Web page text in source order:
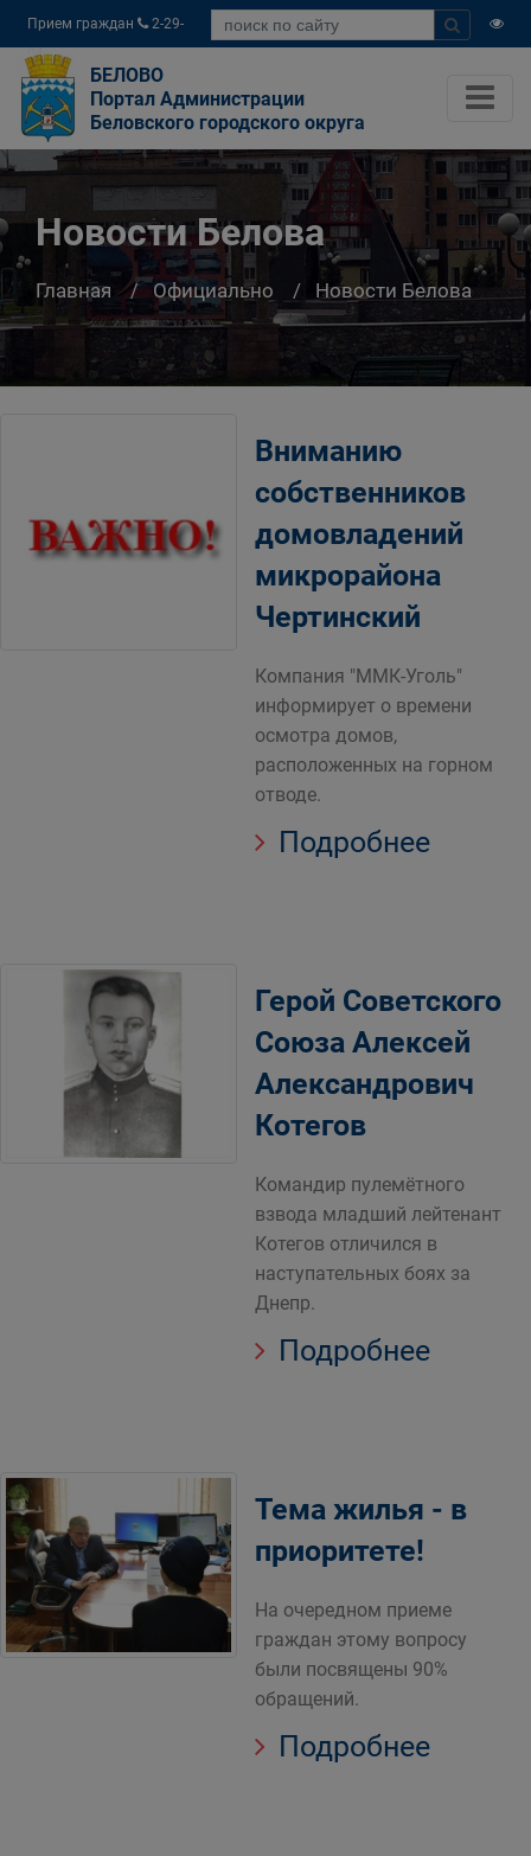
Прием граждан
2-29-
04
БЕЛОВО
Портал Администрации
Беловского городского округа
Новости Белова
Главная Официально Новости Белова
Вниманию
собственников
домовладений
микрорайона
Чертинский
Компания "ММК-Уголь"
информирует о времени
осмотра домов,
расположенных на горном
отводе.
Подробнее
Герой Советского
Союза Алексей
Александрович
Котегов
Командир пулемётного
взвода младший лейтенант
Котегов отличился в
наступательных боях за
Днепр.
Подробнее
Тема жилья - в
приоритете!
На очередном приеме
граждан этому вопросу
были посвящены 90%
обращений.
Подробнее